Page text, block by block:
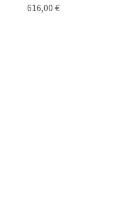
Цена
616,00 €